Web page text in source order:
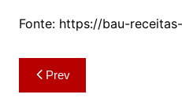
Fonte: https://bau-
Navegação
de
Prev